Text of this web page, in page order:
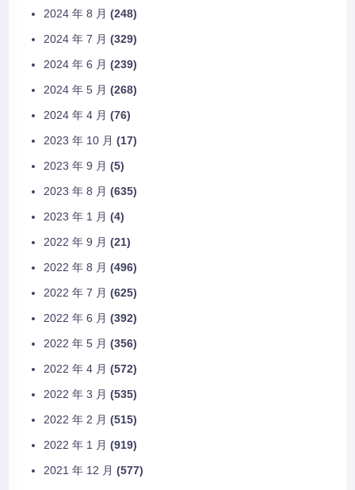
2024 年 8 月 (248)
2024 年 7 月 (329)
2024 年 6 月 (239)
2024 年 5 月 (268)
2024 年 4 月 (76)
2023 年 10 月 (17)
2023 年 9 月 (5)
2023 年 8 月 (635)
2023 年 1 月 (4)
2022 年 9 月 (21)
2022 年 8 月 (496)
2022 年 7 月 (625)
2022 年 6 月 (392)
2022 年 5 月 (356)
2022 年 4 月 (572)
2022 年 3 月 (535)
2022 年 2 月 (515)
2022 年 1 月 (919)
2021 年 12 月 (577)